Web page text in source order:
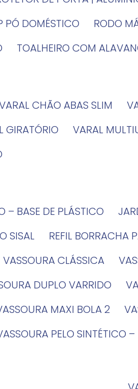
PÓ DOMÉSTICO RODO
TOALHEIRO COM
VARAL CHÃO ABAS SLIM
GIRATÓRIO VARAL
– BASE DE PLÁSTICO
SISAL REFIL BORRACHA
VASSOURA CLÁSSICA
DUPLO VARRIDO
VASSOURA MAXI BOLA 2
VASSOURA PELO SINTÉTICO